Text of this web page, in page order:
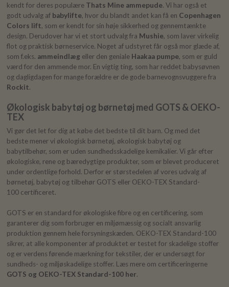
kendt for deres populære Thats Mine ammepude. Vi har også et
godt udvalg af babylifte, hvor du blandt andet kan få en Copenhagen
Colors lift, som er kendt for sin høje sikkerhed og gennemtænkte
design. Derudover har vi et stort udvalg fra Mushie, som laver virkelig
flot og praktisk børneservice. Noget af udstyret får også mor glæde af,
som f.eks. ammeindlæg eller den geniale Haakaa pumpe, som er guld
værd for den ammende mor. En vigtig ting, som har reddet babysøvnen
og dagligdagen for mange forældre er de gode barnevognsvuggere fra
Rockit.
Økologisk babytøj og børnetøj med GOTS & OEKO-
TEX
Vi gør det let for dig at købe det bedste til dit barn. Og med det
bedste mener vi økologisk børnetøj, økologisk babytøj og
babytilbehør, som er uden sundhedsskadelige kemikalier. Vi går efter
økologiske, rene og bæredygtige produkter, som er blevet produceret
under ordentlige forhold. Derfor er størstedelen af vores udvalg af
børnetøj, babytøj og tilbehør GOTS eller OEKO-TEX Standard-
100 certificeret.
GOTS er en standard for økologiske fibre og en certificering, som
garanterer dig som forbruger en miljømæssig og socialt ansvarlig
produktion gennem hele forsyningskæden. OEKO-TEX Standard-100
sikrer, at alle komponenter af produktet er testet for skadelige stoffer
og er verdens førende mærkning for tekstiler, der er undersøgt for
sundheds- og miljøskadelige stoffer. Læs mere om certificeringerne
GOTS og OEKO-TEX Standard-100 her.